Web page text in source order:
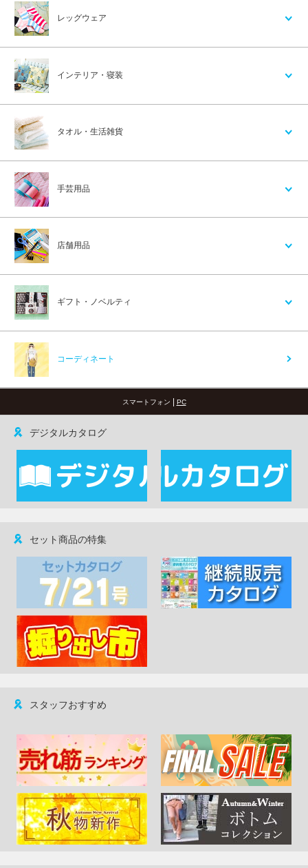
レッグウェア
インテリア・寝装
タオル・生活雑貨
手芸用品
店舗用品
ギフト・ノベルティ
コーディネート
スマートフォン PC
デジタルカタログ
セット商品の特集
スタッフおすすめ